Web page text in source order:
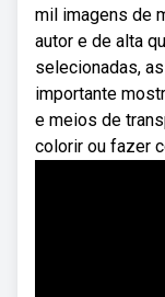
mil imagens de
autor e de alta
selecionadas,
importante
e meios de
colorir ou fazer